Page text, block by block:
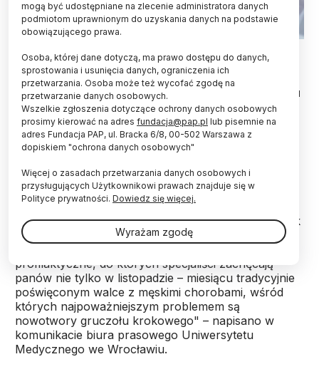
Jeszcze do niedawna to rak płuca był
największym zabójcą mężczyzn w Polsce. Od kilku
lat na niechlubnym pierwszym miejscu zastąpił go
rak prostaty. Obecnie jest on najczęściej
występującym nowotworem u mężczyzn –
powiedział konsultant krajowy ds. urologii prof.
"Rak prostaty kojarzy się przede wszystkim z
podeszłym wiekiem i na ogół się z nim wiąże. Jednak
nie znaczy to, że choroba nie może dotknąć
profilaktyczne, do których specjaliści zachęcają
panów nie tylko w listopadzie – miesiącu tradycyjnie
poświęconym walce z męskimi chorobami, wśród
których najpoważniejszym problemem są
nowotwory gruczołu krokowego" – napisano w
komunikacie biura prasowego Uniwersytetu
Medycznego we Wrocławiu.
mogą być udostępniane na zlecenie administratora danych
podmiotom uprawnionym do uzyskania danych na podstawie
obowiązującego prawa.
Osoba, której dane dotyczą, ma prawo dostępu do danych,
sprostowania i usunięcia danych, ograniczenia ich
przetwarzania. Osoba może też wycofać zgodę na
przetwarzanie danych osobowych.
Wszelkie zgłoszenia dotyczące ochrony danych osobowych
prosimy kierować na adres fundacja@pap.pl lub pisemnie na
adres Fundacja PAP, ul. Bracka 6/8, 00-502 Warszawa z
dopiskiem "ochrona danych osobowych"
Więcej o zasadach przetwarzania danych osobowych i
przysługujących Użytkownikowi prawach znajduje się w
Polityce prywatności. Dowiedz się więcej.
Wyrażam zgodę